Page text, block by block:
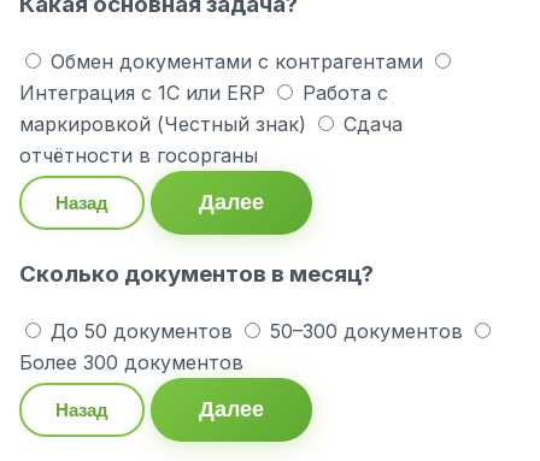
Обмен документами с контрагентами
Интеграция с 1С или ERP
Работа с
маркировкой (Честный знак)
Сдача
отчётности в госорганы
Назад Далее
Сколько документов в месяц?
До 50 документов
50–300 документов
Более 300 документов
Назад Далее